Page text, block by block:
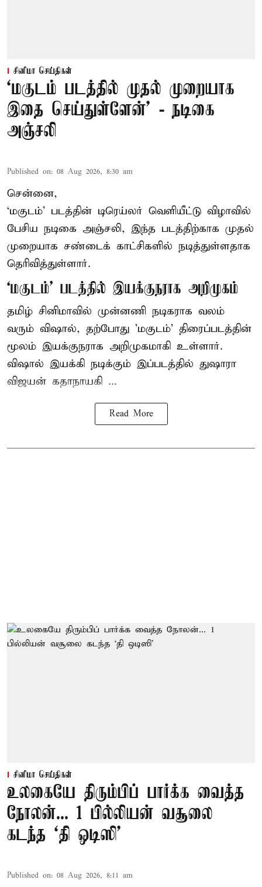
சினிமா செய்திகள்
‘மகுடம் படத்தில் முதல் முறையாக
இதை செய்துள்ளேன்’ - நடிகை
அஞ்சலி
Published on: 08 Aug 2026, 8:30 am
சென்னை,
‘மகுடம்’ படத்தின் டிரெய்லர் வெளியீட்டு விழாவில்
பேசிய நடிகை அஞ்சலி, இந்த படத்திற்காக முதல்
முறையாக சண்டைக் காட்சிகளில் நடித்துள்ளதாக
தெரிவித்துள்ளார்.
‘மகுடம்’ படத்தில் இயக்குநராக அறிமுகம்
தமிழ் சினிமாவில் முன்னணி நடிகராக வலம்
வரும் விஷால், தற்போது 'மகுடம்' திரைப்படத்தின்
மூலம் இயக்குநராக அறிமுகமாகி உள்ளார்.
விஷால் இயக்கி நடிக்கும் இப்படத்தில் துஷாரா
விஜயன் கதாநாயகி ...
Read More
சினிமா செய்திகள்
உலகையே திரும்பிப் பார்க்க வைத்த
நோலன்... 1 பில்லியன் வசூலை
கடந்த ‘தி ஒடிஸி’
Published on: 08 Aug 2026, 8:11 am